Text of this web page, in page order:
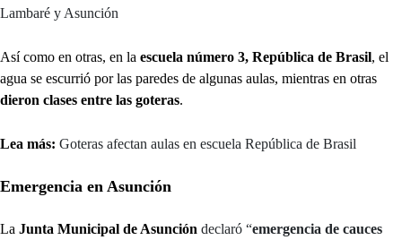
Lambaré y Asunción
Así como en otras, en la escuela número 3, República de Brasil, el
agua se escurrió por las paredes de algunas aulas, mientras en otras
dieron clases entre las goteras.
Lea más: Goteras afectan aulas en escuela República de Brasil
Emergencia en Asunción
La Junta Municipal de Asunción declaró “emergencia de cauces